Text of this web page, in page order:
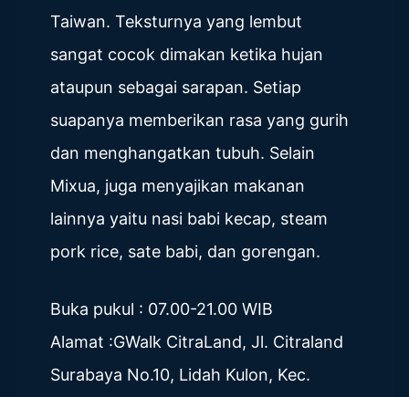
Taiwan. Teksturnya yang lembut
sangat cocok dimakan ketika hujan
ataupun sebagai sarapan. Setiap
suapanya memberikan rasa yang gurih
dan menghangatkan tubuh. Selain
Mixua, juga menyajikan makanan
lainnya yaitu nasi babi kecap, steam
pork rice, sate babi, dan gorengan.
Buka pukul : 07.00-21.00 WIB
Alamat :GWalk CitraLand, Jl. Citraland
Surabaya No.10, Lidah Kulon, Kec.